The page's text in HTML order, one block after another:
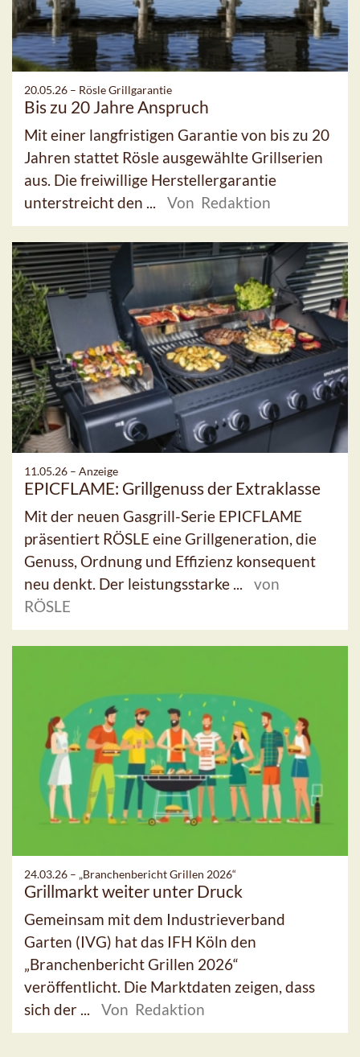
20.05.26 – Rösle Grillgarantie
Bis zu 20 Jahre Anspruch
Mit einer langfristigen Garantie von bis zu 20
Jahren stattet Rösle ausgewählte Grillserien
aus. Die freiwillige Herstellergarantie
unterstreicht den ...
Von Redaktion
11.05.26 – Anzeige
EPICFLAME: Grillgenuss der Extraklasse
Mit der neuen Gasgrill-Serie EPICFLAME
präsentiert RÖSLE eine Grillgeneration, die
Genuss, Ordnung und Effizienz konsequent
neu denkt. Der leistungsstarke ...
von
RÖSLE
24.03.26 – „Branchenbericht Grillen 2026“
Grillmarkt weiter unter Druck
Gemeinsam mit dem Industrieverband
Garten (IVG) hat das IFH Köln den
„Branchenbericht Grillen 2026“
veröffentlicht. Die Marktdaten zeigen, dass
sich der ...
Von Redaktion